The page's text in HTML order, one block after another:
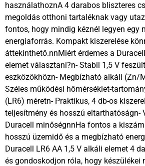
használathoznA 4 darabos bliszteres
megoldás otthoni tartaléknak vagy
fontos, hogy mindig kéznél legyen egy
energiaforrás. Kompakt kiszerelése
áttekinthető.nnMiért érdemes a
elemet választani?n- Stabil 1,5 V
eszközökhözn- Megbízható alkáli (Zn/
Széles működési hőmérséklet-
(LR6) méretn- Praktikus, 4 db-os
teljesítmény és hosszú eltarthatóságn-
Duracell minőségnnHa fontos a
hosszú üzemidő és a megbízható
Duracell LR6 AA 1,5 V alkáli elemet 4
és gondoskodjon róla, hogy készülékei